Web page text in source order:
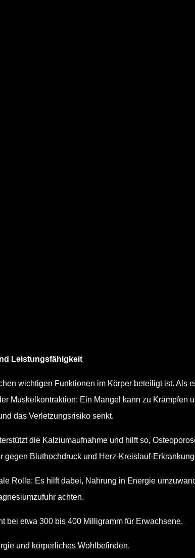
Leistungsfähigkeit
wichtigen Funktionen im Körper beteiligt ist. Als
Muskelkontraktion: Ein Mangel kann zu Krämpfen
das Verletzungsrisiko senkt.
die Kalziumaufnahme und hilft so,
Bluthochdruck und Herz-Kreislauf-
Rolle: Es hilft dabei, Nahrung in Energie
achten.
bei etwa 300 bis 400 Milligramm für Erwachsene.
und körperliches Wohlbefinden.